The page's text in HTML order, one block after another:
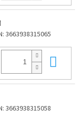
3663938315065
3663938315058